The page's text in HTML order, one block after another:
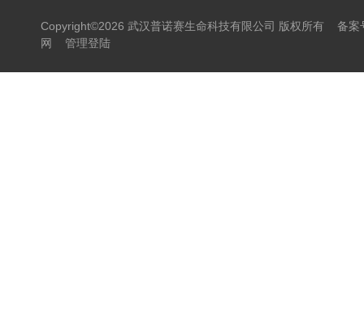
Copyright©2026 武汉普诺赛生命科技有限公司 版权所有 备案
网
管理登陆